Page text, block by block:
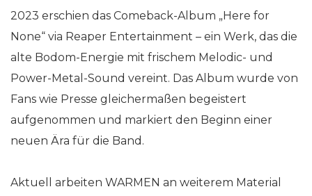
2023 erschien das Comeback-Album „Here for
None“ via Reaper Entertainment – ein Werk, das die
alte Bodom-Energie mit frischem Melodic- und
Power-Metal-Sound vereint. Das Album wurde von
Fans wie Presse gleichermaßen begeistert
aufgenommen und markiert den Beginn einer
neuen Ära für die Band.
Aktuell arbeiten WARMEN an weiterem Material